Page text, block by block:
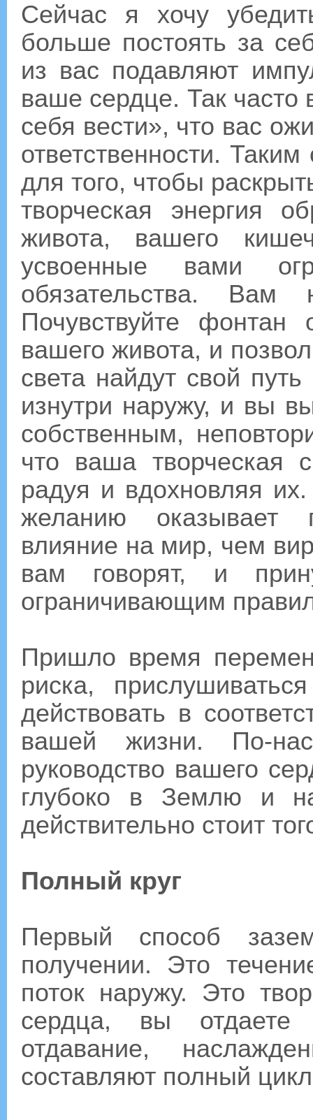
Сейчас я хочу
больше постоять за
из вас подавляют
ваше сердце. Так часто
себя вести», что вас
ответственности.
для того, чтобы
творческая энергия
живота, вашего
усвоенные вами
обязательства.
Почувствуйте
вашего живота, и
света найдут свой
изнутри наружу, и вы
собственным,
что ваша творческая
радуя и вдохновляя
желанию оказывает
влияние на мир, чем
вам говорят, и
ограничивающим
Пришло время
риска,
действовать в
вашей жизни. По-
руководство вашего
глубоко в Землю и
действительно стоит
Полный круг
Первый способ
получении. Это
поток наружу. Это
сердца, вы
отдавание,
составляют полный